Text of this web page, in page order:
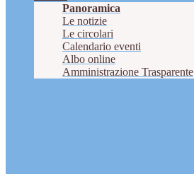
Panoramica
Le notizie
Le circolari
Calendario eventi
Albo online
Amministrazione Trasparente